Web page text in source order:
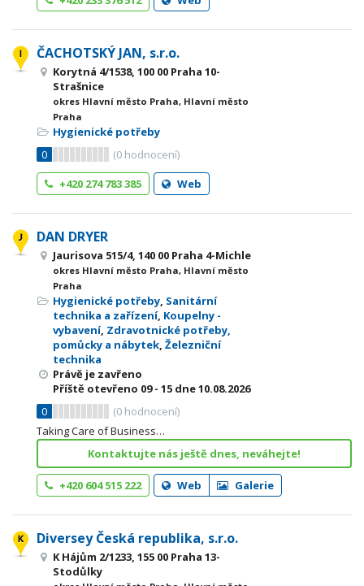
ČACHOTSKÝ JAN, s.r.o.
Korytná 4/1538, 100 00 Praha 10-
Strašnice
okres Hlavní město Praha, Hlavní město
Praha
Hygienické potřeby
0
(0 hodnocení)
+420 274 783 385
Web
DAN DRYER
Jaurisova 515/4, 140 00 Praha 4-Michle
okres Hlavní město Praha, Hlavní město
Praha
Hygienické potřeby, Sanitární
technika a zařízení, Koupelny -
vybavení, Zdravotnické potřeby,
pomůcky a nábytek, Železniční
technika
Právě je zavřeno
Příště otevřeno 09 - 15 dne 10.08.2026
0
(0 hodnocení)
Taking Care of Business…
Kontaktujte nás ještě dnes, neváhejte!
+420 604 515 222 Web Galerie
Diversey Česká republika, s.r.o.
K Hájům 2/1233, 155 00 Praha 13-
Stodůlky